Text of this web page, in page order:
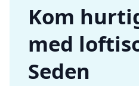
Kom
med
Seden